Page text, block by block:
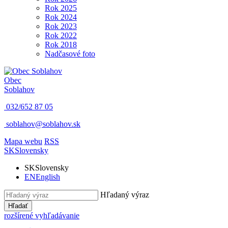
Rok 2025
Rok 2024
Rok 2023
Rok 2022
Rok 2018
Nadčasové foto
Obec
Soblahov
032/652 87 05
soblahov@soblahov.sk
Mapa webu RSS
SKSlovensky
SKSlovensky
ENEnglish
Hľadaný výraz
Hľadať
rozšírené vyhľadávanie